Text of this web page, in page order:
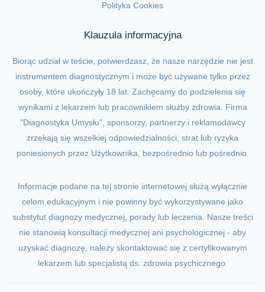
Polityka Cookies
Klauzula informacyjna
Biorąc udział w teście, potwierdzasz, że nasze narzędzie nie jest
instrumentem diagnostycznym i może być używane tylko przez
osoby, które ukończyły 18 lat. Zachęcamy do podzielenia się
wynikami z lekarzem lub pracownikiem służby zdrowia. Firma
"Diagnostyka Umysłu", sponsorzy, partnerzy i reklamodawcy
zrzekają się wszelkiej odpowiedzialności, strat lub ryzyka
poniesionych przez Użytkownika, bezpośrednio lub pośrednio.
Informacje podane na tej stronie internetowej służą wyłącznie
celom edukacyjnym i nie powinny być wykorzystywane jako
substytut diagnozy medycznej, porady lub leczenia. Nasze treści
nie stanowią konsultacji medycznej ani psychologicznej - aby
uzyskać diagnozę, należy skontaktować się z certyfikowanym
lekarzem lub specjalistą ds. zdrowia psychicznego.